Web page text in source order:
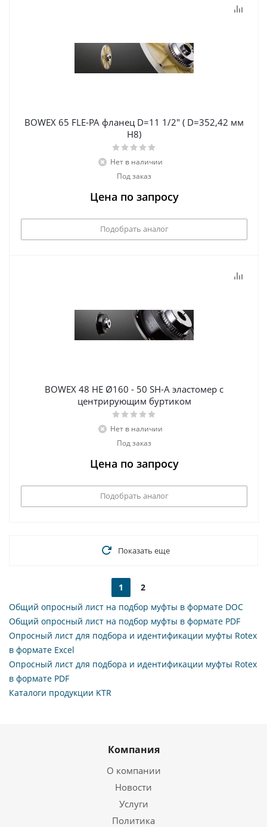
BOWEX 65 FLE-PA фланец D=11 1/2" ( D=352,42 мм
H8)
Нет в наличии
Под заказ
Цена по запросу
Подобрать аналог
BOWEX 48 HE Ø160 - 50 SH-A эластомер с
центрирующим буртиком
Нет в наличии
Под заказ
Цена по запросу
Подобрать аналог
Показать еще
1
2
Общий опросный лист на подбор муфты в формате DOC
Общий опросный лист на подбор муфты в формате PDF
Опросный лист для подбора и идентификации муфты Rotex
в формате Excel
Опросный лист для подбора и идентификации муфты Rotex
в формате PDF
Каталоги продукции KTR
Компания
О компании
Новости
Услуги
Политика